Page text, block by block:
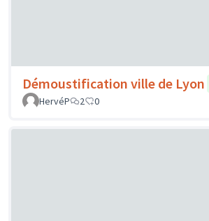
Démoustification ville de Lyon
HervéP
2 0